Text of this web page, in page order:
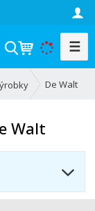
V
h
d
☰
De Walt
Walt